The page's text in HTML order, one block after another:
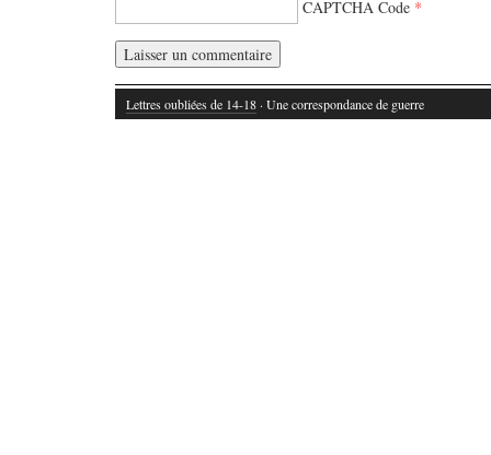
CAPTCHA Code *
Lettres oubliées de 14-18 · Une correspondance de guerre